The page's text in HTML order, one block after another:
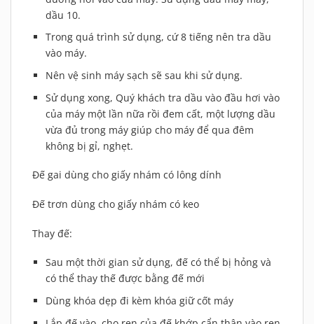
dầu 10.
Trong quá trình sử dụng, cứ 8 tiếng nên tra dầu
vào máy.
Nên vệ sinh máy sạch sẽ sau khi sử dụng.
Sử dụng xong, Quý khách tra dầu vào đầu hơi vào
của máy một lần nữa rồi đem cất, một lượng dầu
vừa đủ trong máy giúp cho máy để qua đêm
không bị gỉ, nghẹt.
Đế gai dùng cho giấy nhám có lông dính
Đế trơn dùng cho giấy nhám có keo
Thay đế:
Sau một thời gian sử dụng, đế có thể bị hỏng và
có thể thay thế được bằng đế mới
Dùng khóa dẹp đi kèm khóa giữ cốt máy